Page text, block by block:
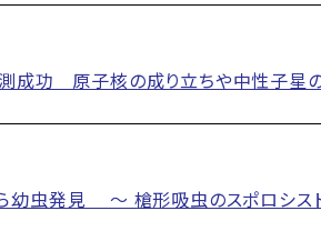
測成功 原子核の成り立ちや中性子
幼虫発見 ～ 槍形吸虫のスポロシス